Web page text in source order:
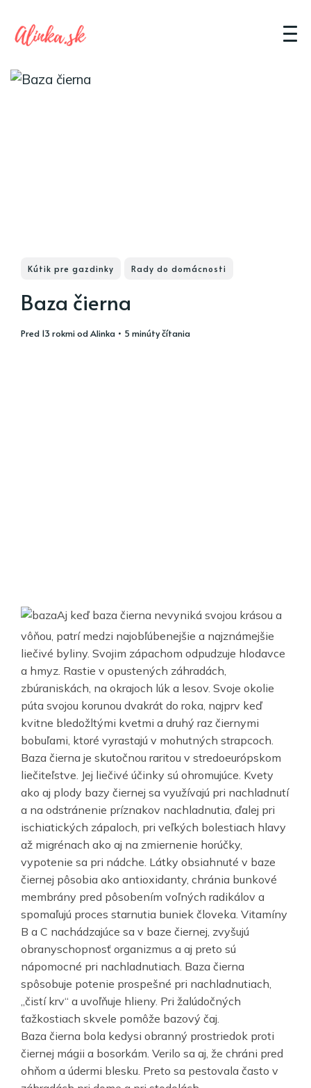
Kútik pre gazdinky Rady do domácnosti
Baza čierna
pred 13 rokmiodAlinka • 5 minúty čítania
Aj keď baza čierna nevyniká svojou krásou a
vôňou, patrí medzi najobľúbenejšie a najznámejšie
liečivé byliny. Svojim zápachom odpudzuje hlodavce
a hmyz. Rastie v opustených záhradách,
zbúraniskách, na okrajoch lúk a lesov. Svoje okolie
púta svojou korunou dvakrát do roka, najprv keď
kvitne bledožltými kvetmi a druhý raz čiernymi
bobuľami, ktoré vyrastajú v mohutných strapcoch.
Baza čierna je skutočnou raritou v stredoeurópskom
liečiteľstve. Jej liečivé účinky sú ohromujúce. Kvety
ako aj plody bazy čiernej sa využívajú pri nachladnutí
a na odstránenie príznakov nachladnutia, ďalej pri
ischiatických zápaloch, pri veľkých bolestiach hlavy
až migrénach ako aj na zmiernenie horúčky,
vypotenie sa pri nádche. Látky obsiahnuté v baze
čiernej pôsobia ako antioxidanty, chránia bunkové
membrány pred pôsobením voľných radikálov a
spomaľujú proces starnutia buniek človeka. Vitamíny
B a C nachádzajúce sa v baze čiernej, zvyšujú
obranyschopnosť organizmus a aj preto sú
nápomocné pri nachladnutiach. Baza čierna
spôsobuje potenie prospešné pri nachladnutiach,
„čistí krv“ a uvoľňuje hlieny. Pri žalúdočných
ťažkostiach skvele pomôže bazový čaj.
Baza čierna bola kedysi obranný prostriedok proti
čiernej mágii a bosorkám. Verilo sa aj, že chráni pred
ohňom a údermi blesku. Preto sa pestovala často v